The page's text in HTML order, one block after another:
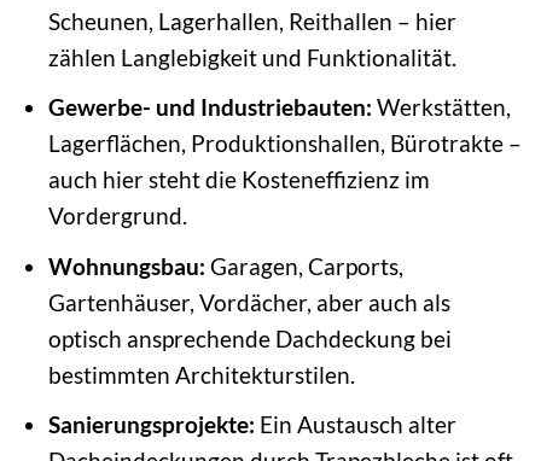
Scheunen, Lagerhallen, Reithallen – hier
zählen Langlebigkeit und Funktionalität.
Gewerbe- und Industriebauten: Werkstätten,
Lagerflächen, Produktionshallen, Bürotrakte –
auch hier steht die Kosteneffizienz im
Vordergrund.
Wohnungsbau: Garagen, Carports,
Gartenhäuser, Vordächer, aber auch als
optisch ansprechende Dachdeckung bei
bestimmten Architekturstilen.
Sanierungsprojekte: Ein Austausch alter